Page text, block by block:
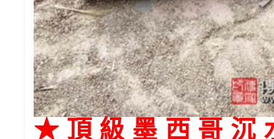
★頂級墨西哥沉